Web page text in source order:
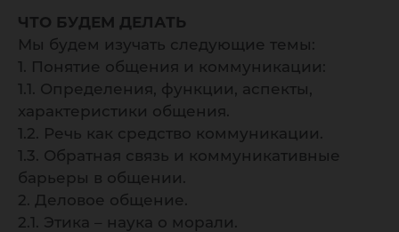
ЧТО БУДЕМ ДЕЛАТЬ
Мы будем изучать следующие темы:
1. Понятие общения и коммуникации:
1.1. Определения, функции, аспекты,
характеристики общения.
1.2. Речь как средство коммуникации.
1.3. Обратная связь и коммуникативные
барьеры в общении.
2. Деловое общение.
2.1. Этика – наука о морали.